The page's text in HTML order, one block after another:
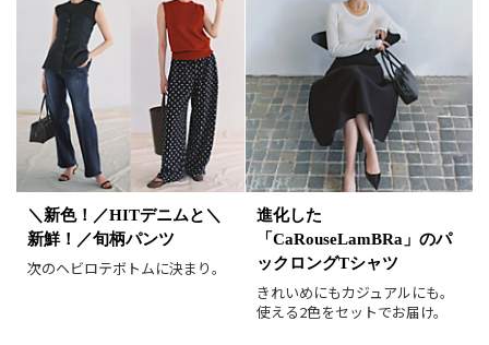
ホワイト ブラック
グレー
ベージュ
ブラウン
オレンジ
イエロー
レッド
ピンク
パープル
グリーン
ブルー
ゴールド
シルバー マルチ
＼新色！／HITデニムと＼
新鮮！／旬柄パンツ
次のヘビロテボトムに決まり。
進化した
「CaRouseLamBRa」のパ
ックロングTシャツ
きれいめにもカジュアルにも。
使える2色をセットでお届け。